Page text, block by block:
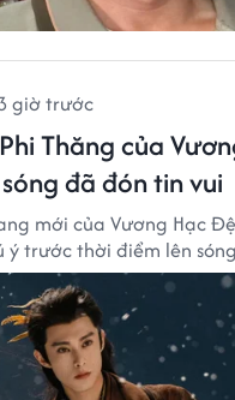
giờ trước
Thăng của
đã đón tin vui
mới của Vương Hạc
ý trước thời điểm lên